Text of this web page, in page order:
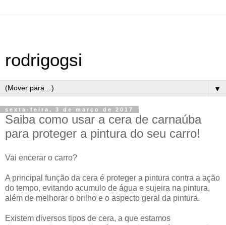
rodrigogsi
▼
sexta-feira, 3 de março de 2017
Saiba como usar a cera de carnaúba
para proteger a pintura do seu carro!
Vai encerar o carro?
A principal função da cera é proteger a pintura contra a ação
do tempo, evitando acumulo de água e sujeira na pintura,
além de melhorar o brilho e o aspecto geral da pintura.
Existem diversos tipos de cera, a que estamos